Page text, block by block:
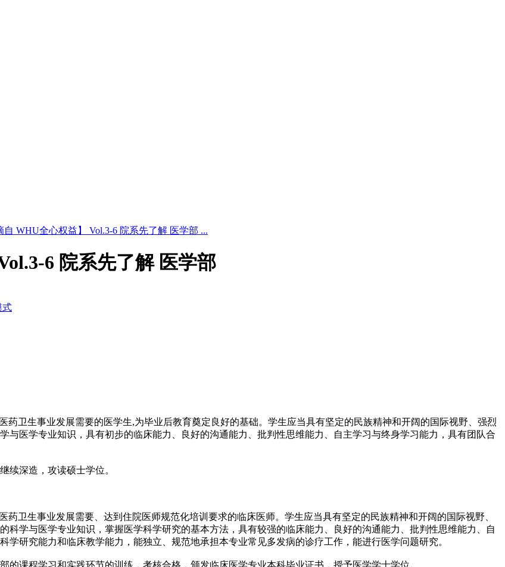
自 WHU全心权益】 Vol.3-6 院系先了解 医学部 ...
6 院系先了解 医学部
式
药卫生事业发展需要的医学生,为毕业后教育奠定良好的基础。学生应当具有坚定的民族精神和开阔的国际视野、强烈
与医学专业知识，具有初步的临床能力、良好的沟通能力、批判性思维能力、自主学习与终身学习能力，具有团队合
续深造，攻读硕士学位。
卫生事业发展需要、达到住院医师规范化培训要求的临床医师。学生应当具有坚定的民族精神和开阔的国际视野、
科学与医学专业知识，掌握医学科学研究的基本方法，具有较强的临床能力、良好的沟通能力、批判性思维能力、自
研究能力和临床教学能力，能独立、规范地承担本专业常见多发病的诊疗工作，能进行医学问题研究。
课程学习和实践环节的训练，考核合格，颁发临床医学专业本科毕业证书，授予医学学士学位。